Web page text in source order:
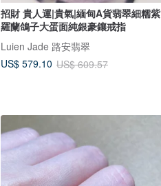
招財 貴人運|貴氣|緬甸A貨翡翠細糯紫
羅蘭鴿子大蛋面純銀豪鑲戒指
Luien Jade 路安翡翠
US$ 579.10 US$ 609.57